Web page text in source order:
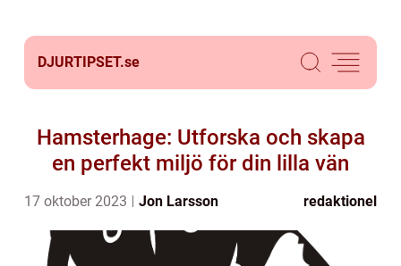
DJURTIPSET.se
Hamsterhage: Utforska och skapa
en perfekt miljö för din lilla vän
17 oktober 2023 Jon Larsson redaktionel